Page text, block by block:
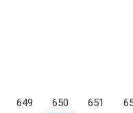
649 650 651